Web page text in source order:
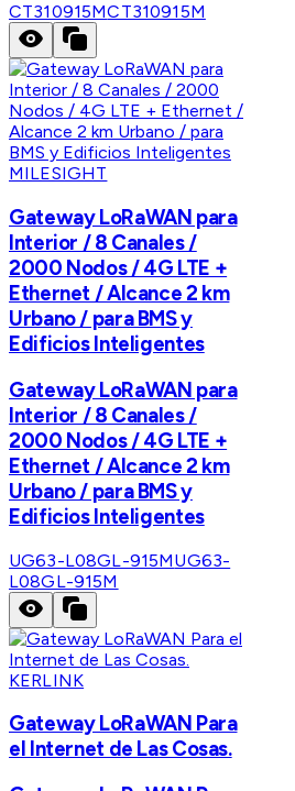
CT310915MCT310915M
MILESIGHT
Gateway LoRaWAN para
Interior / 8 Canales /
2000 Nodos / 4G LTE +
Ethernet / Alcance 2 km
Urbano / para BMS y
Edificios Inteligentes
Gateway LoRaWAN para
Interior / 8 Canales /
2000 Nodos / 4G LTE +
Ethernet / Alcance 2 km
Urbano / para BMS y
Edificios Inteligentes
UG63-L08GL-915MUG63-
L08GL-915M
KERLINK
Gateway LoRaWAN Para
el Internet de Las Cosas.